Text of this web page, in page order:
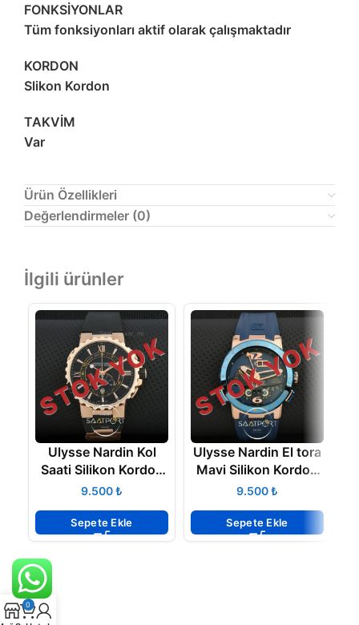
FONKSİYONLAR
Tüm fonksiyonları aktif olarak çalışmaktadır
KORDON
Slikon Kordon
TAKVİM
Var
Ürün Özellikleri
Değerlendirmeler (0)
İlgili ürünler
STOK YOK
Ulysse Nardin Kol
Saati Silikon Kordon
44 mm
₺
Sepete Ekle
STOK YOK
Ulysse Nardin El tora
Mavi Silikon Kordon
Otomatik Kol saati
₺
Sepete Ekle
0